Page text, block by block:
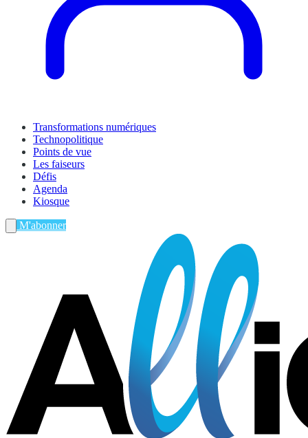
Transformations numériques
Technopolitique
Points de vue
Les faiseurs
Défis
Agenda
Kiosque
M'abonner